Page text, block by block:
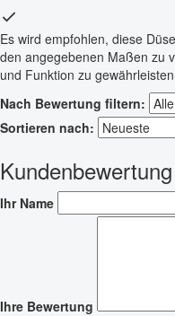
Es wird empfohlen, diese
den angegebenen Maßen zu
und Funktion zu
Nach Bewertung filtern:
Sortieren nach:
Ihr Name
Ihre Bewertung